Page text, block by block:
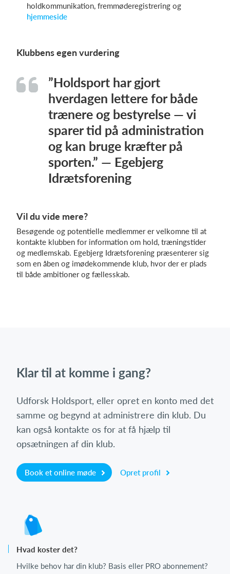
holdkommunikation, fremmøderegistrering og
hjemmeside
Klubbens egen vurdering
”Holdsport har gjort
hverdagen lettere for både
trænere og bestyrelse — vi
sparer tid på administration
og kan bruge kræfter på
sporten.” — Egebjerg
Idrætsforening
Vil du vide mere?
Besøgende og potentielle medlemmer er velkomne til at
kontakte klubben for information om hold, træningstider
og medlemskab. Egebjerg Idrætsforening præsenterer sig
som en åben og imødekommende klub, hvor der er plads
til både ambitioner og fællesskab.
Klar til at komme i gang?
Udforsk Holdsport, eller opret en konto med det
samme og begynd at administrere din klub. Du
kan også kontakte os for at få hjælp til
opsætningen af din klub.
Book et online møde Opret profil
Hvad koster det?
Hvilke behov har din klub? Basis eller PRO abonnement?